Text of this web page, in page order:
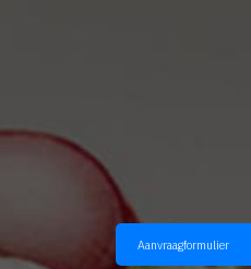
Aanvraagformulier